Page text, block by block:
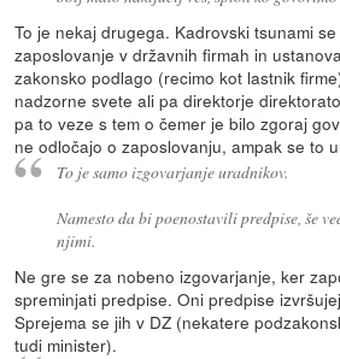
To je nekaj drugega. Kadrovski tsunami
zaposlovanje v državnih firmah in
zakonsko podlago (recimo kot lastnik
nadzorne svete ali pa direktorje
pa to veze s tem o čemer je bilo zgoraj
ne odločajo o zaposlovanju, ampak se to
To je samo izgovarjanje uradnikov.
Namesto da bi poenostavili predpise, še
njimi.
Ne gre se za nobeno izgovarjanje, ker
spreminjati predpise. Oni predpise
Sprejema se jih v DZ (nekatere
tudi minister).